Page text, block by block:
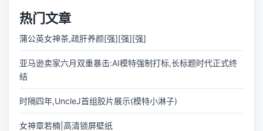
热门文章
蒲公英女神茶,疏肝养颜[强][强][强]
亚马逊卖家六月双重暴击:AI模特强制打标,长标题时代正式终
结
时隔四年,UncleJ首组胶片展示(模特小淋子)
女神章若楠|高清锁屏壁纸